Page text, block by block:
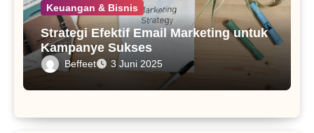
Keuangan & Bisnis
Strategi Efektif Email Marketing untuk
Kampanye Sukses
Beffeet 3 Juni 2025